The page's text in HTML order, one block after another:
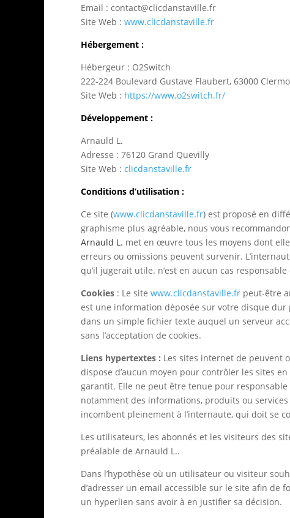
Email : contact@clicdanstaville.fr
Site Web : www.clicdanstaville.fr
Hébergement :
Hébergeur : O2Switch
222-224 Boulevard Gustave Flaubert, 63000
Site Web : https://www.o2switch.fr/
Développement :
Arnauld L.
Adresse : 76120 Grand Quevilly
Site Web : clicdanstaville.fr
Conditions d’utilisation :
Ce site (www.clicdanstaville.fr) est proposé en
graphisme plus agréable, nous vous
Arnauld L. met en œuvre tous les moyens dont
erreurs ou omissions peuvent survenir.
qu’il jugerait utile. n’est en aucun cas
Cookies : Le site www.clicdanstaville.fr peut-être
est une information déposée sur votre disque
dans un simple fichier texte auquel un serveur
sans l’acceptation de cookies.
Liens hypertextes : Les sites internet de peuvent
dispose d’aucun moyen pour contrôler les sites
garantit. Elle ne peut être tenue pour
notamment des informations, produits ou
incombent pleinement à l’internaute, qui doit se
Les utilisateurs, les abonnés et les visiteurs des
préalable de Arnauld L..
Dans l’hypothèse où un utilisateur ou visiteur
d’adresser un email accessible sur le site afin de
un hyperlien sans avoir à en justifier sa décision.